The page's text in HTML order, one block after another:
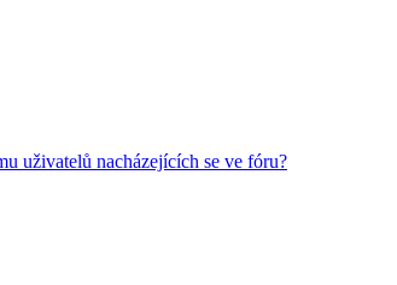
uživatelů nacházejících se ve fóru?